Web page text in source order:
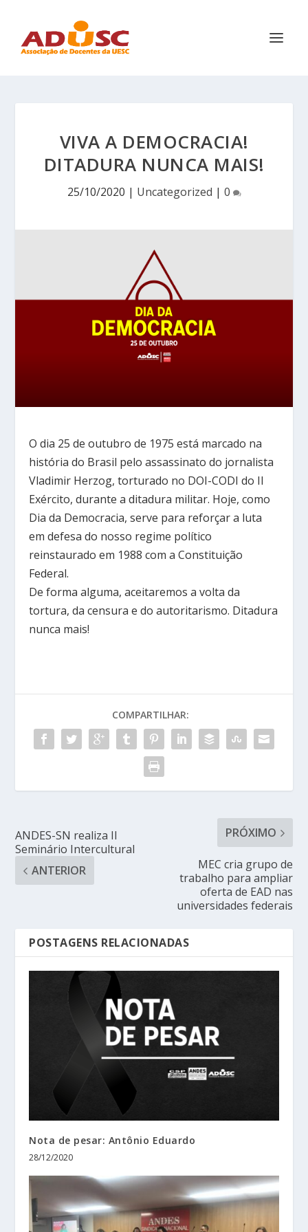
VIVA A DEMOCRACIA!
DITADURA NUNCA MAIS!
25/10/2020 | Uncategorized | 0
O dia 25 de outubro de 1975 está marcado na
história do Brasil pelo assassinato do jornalista
Vladimir Herzog, torturado no DOI-CODI do II
Exército, durante a ditadura militar. Hoje, como
Dia da Democracia, serve para reforçar a luta
em defesa do nosso regime político
reinstaurado em 1988 com a Constituição
Federal.
De forma alguma, aceitaremos a volta da
tortura, da censura e do autoritarismo. Ditadura
nunca mais!
COMPARTILHAR:
ANDES-SN realiza II
Seminário Intercultural
ANTERIOR
PRÓXIMO
MEC cria grupo de
trabalho para ampliar
oferta de EAD nas
universidades federais
POSTAGENS RELACIONADAS
Nota de pesar: Antônio Eduardo
28/12/2020